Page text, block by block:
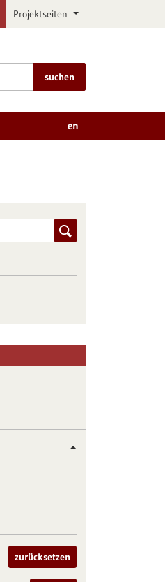
Projektseiten
suchen
en
zurücksetzen